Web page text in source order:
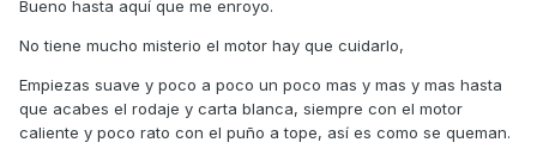
Bueno hasta aquí que me enroyo.
No tiene mucho misterio el motor hay que cuidarlo,
Empiezas suave y poco a poco un poco mas y mas y mas hasta
que acabes el rodaje y carta blanca, siempre con el motor
caliente y poco rato con el puño a tope, así es como se queman.